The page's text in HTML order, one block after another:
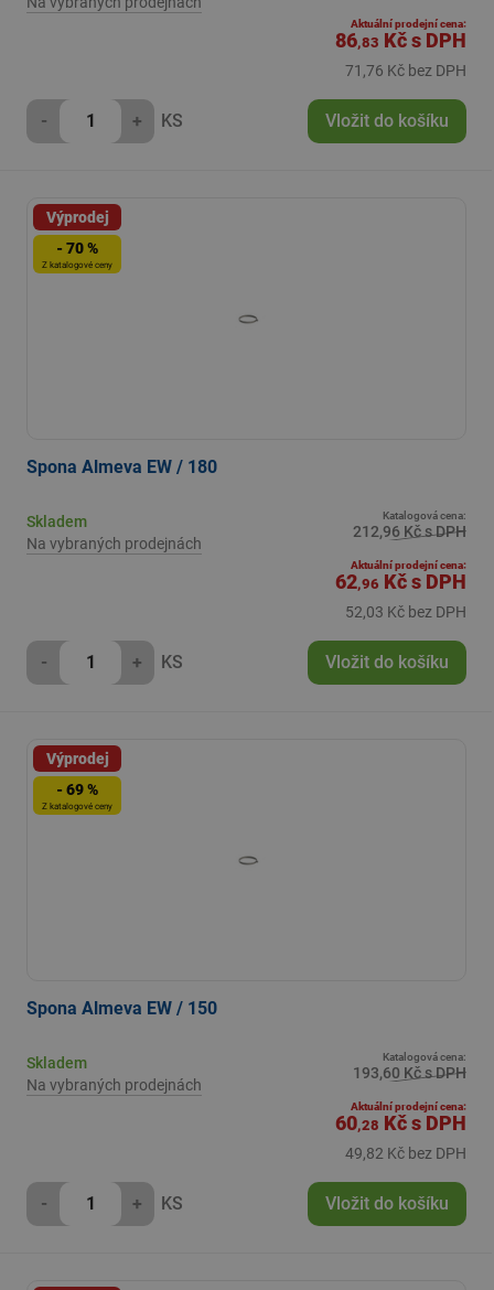
Aktuální prodejní cena:
86,83 Kčs DPH
71,76 Kč bez DPH
- + KS Vložit do košíku
Výprodej
- 70 %
Z katalogové ceny
Spona Almeva EW / 180
Skladem
Na vybraných prodejnách
Katalogová cena:
212,96 Kč s DPH
Aktuální prodejní cena:
62,96 Kčs DPH
52,03 Kč bez DPH
- + KS Vložit do košíku
Výprodej
- 69 %
Z katalogové ceny
Spona Almeva EW / 150
Skladem
Na vybraných prodejnách
Katalogová cena:
193,60 Kč s DPH
Aktuální prodejní cena:
60,28 Kčs DPH
49,82 Kč bez DPH
- + KS Vložit do košíku